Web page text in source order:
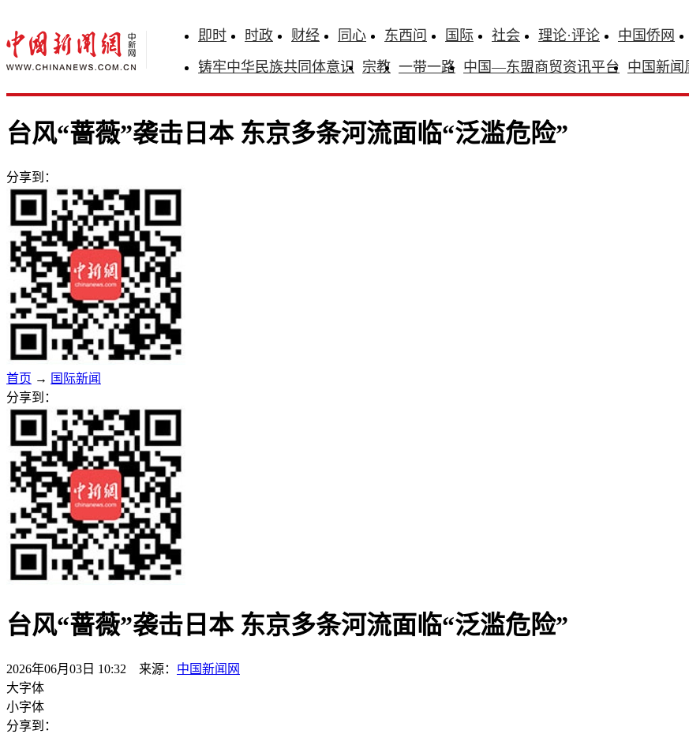
即时 时政 财经 同心 东西问 国际 社会 理论·评论 中国侨网
铸牢中华民族共同体意识 宗教 一带一路 中国—东盟商贸资讯平台 中国新闻
台风“蔷薇”袭击日本 东京多条河流面临“泛滥危险”
分享到：
首页 → 国际新闻
分享到：
台风“蔷薇”袭击日本 东京多条河流面临“泛滥危险”
2026年06月03日 10:32 来源： 中国新闻网
大字体
小字体
分享到：